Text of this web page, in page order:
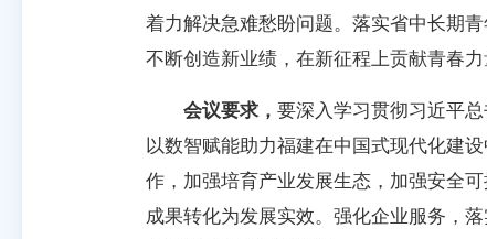
着力解决急难愁盼问题。落实省中长期
不断创造新业绩，在新征程上贡献青春力
会议要求， 要深入学习贯彻习近平
以数智赋能助力福建在中国式现代化建
作，加强培育产业发展生态，加强安全
成果转化为发展实效。强化企业服务，